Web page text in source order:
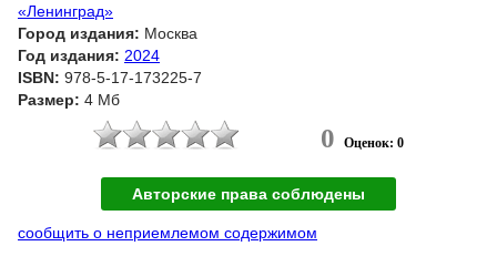
«Ленинград»
Город издания: Москва
Год издания: 2024
ISBN: 978-5-17-173225-7
Размер: 4 Мб
0 Оценок: 0
Авторские права соблюдены
сообщить о неприемлемом содержимом